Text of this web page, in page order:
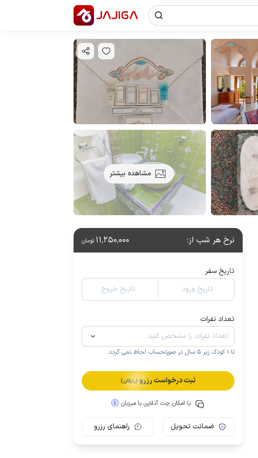
مشاهده بیشتر
نرخ هر شب از: 11٬250٬000 تومان
تاریخ سفر
تاریخ ورود
تاریخ خروج
تعداد نفرات
تا 1 کودک زیر 5 سال در صورتحساب لحاظ نمی گردد.
ثبت درخواست رزرو (رایگان)
با امکان چت آنلاین با میزبان
ضمانت تحویل راهنمای رزرو